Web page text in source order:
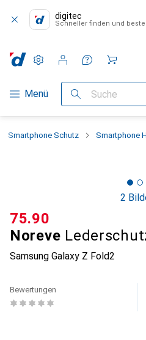
digitec
Schneller finden und
Navigation nach Kategorien
Menü Suche
Einstellungen
Kundenkonto
Vergleichslisten
Merklisten
Warenkorb
Smartphone Schutz Smartphone
2
Noreve
Samsung Galaxy Z Fold2
CHF
75.90
Bewertungen